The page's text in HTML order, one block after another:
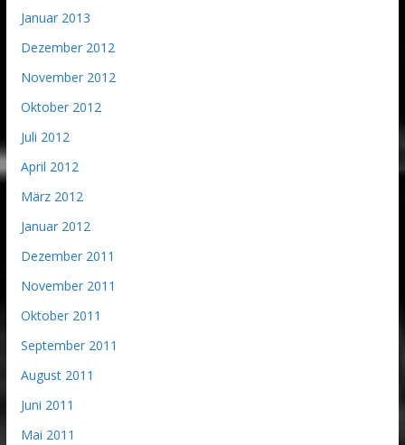
Januar 2013
Dezember 2012
November 2012
Oktober 2012
Juli 2012
April 2012
März 2012
Januar 2012
Dezember 2011
November 2011
Oktober 2011
September 2011
August 2011
Juni 2011
Mai 2011